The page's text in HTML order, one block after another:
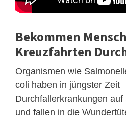
Bekommen
Kreuzfahrten
Organismen wie
coli haben in jüngster Zeit
Durchfallerkrankungen
und fallen in die